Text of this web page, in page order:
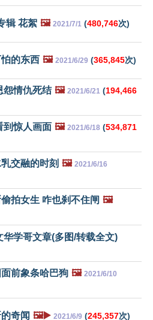
辑 花絮 🖼️ 2021/7/1 (480,746次)
的东西 🖼️ 2021/6/29 (365,845次)
怨情仇死结 🖼️ 2021/6/21 (194,466
到惊人画面 🖼️ 2021/6/18 (534,871
交融的时刻 🖼️ 2021/6/16
拍女生 咋也刹不住闸 🖼️
学哥文章(多图/转载全文)
前象条哈巴狗 🖼️ 2021/6/10
奇闻 🖼️▶️ 2021/6/9 (245,357次)